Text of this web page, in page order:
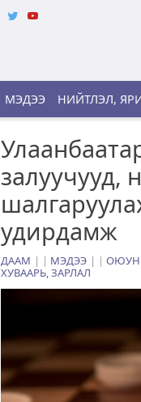
МЭДЭЭ НИЙТЛЭЛ,
залуучууд,
удирдамж
ДААМ | МЭДЭЭ |
ХУВААРЬ, ЗАРЛАЛ